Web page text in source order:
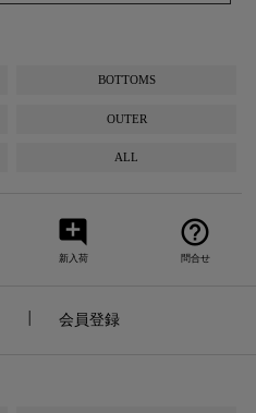
BOTTOMS
OUTER
ALL
add_comment
新入荷
help_outline
問合せ
会員登録